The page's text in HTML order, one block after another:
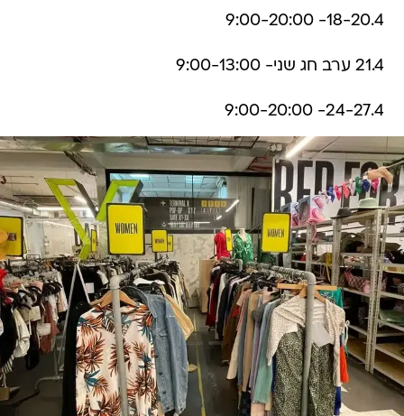
18-20.4- 9:00-20:00
21.4 ערב חג שני- 9:00-13:00
24-27.4- 9:00-20:00